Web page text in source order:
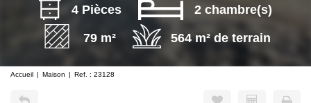
4 Pièces 2 chambre(s)
79 m² 564 m² de terrain
Accueil Maison Ref. : 23128